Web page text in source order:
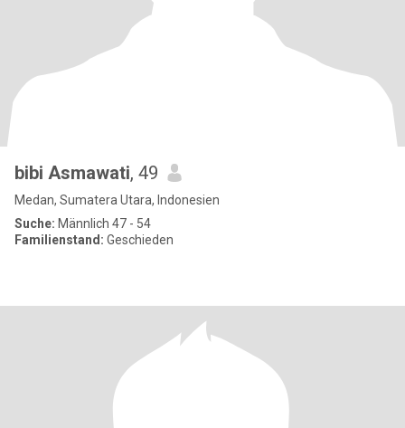
bibi Asmawati, 49
Medan, Sumatera Utara, Indonesien
Suche: Männlich 47 - 54
Familienstand: Geschieden